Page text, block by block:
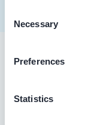
Selection
Necessary
Preferences
Statistics
Tandarts in
Zoekt u een
vindt u alle